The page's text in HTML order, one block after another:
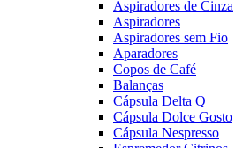
Aspiradores de Cinza
Aspiradores
Aspiradores sem Fio
Aparadores
Copos de Café
Balanças
Cápsula Delta Q
Cápsula Dolce Gosto
Cápsula Nespresso